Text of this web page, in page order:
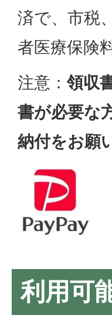
済で、市税
者医療保険
注意： 領収
書が必要な
納付をお願
利用可